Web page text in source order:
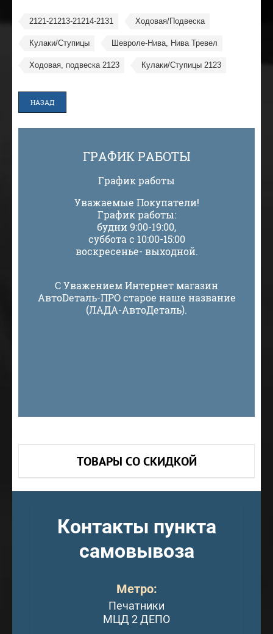
2121-21213-21214-2131 Ходовая/Подвеска
Кулаки/Ступицы Шевроле-Нива, Нива Тревел
Ходовая, подвеска 2123 Кулаки/Ступицы 2123
НАЗАД
ГРАФИК РАБОТЫ
График работы
Уважаемые Покупатели!
График работы:
будни 9:00-19:00,
суббота с 10:00-15:00
воскресенье- выходной.
С Уважением Интернет магазин
АвтоDеталь-ПРО старое наше название
(ЛАДА-АвтоДеталь).
ТОВАРЫ СО СКИДКОЙ
Контакты пункта
самовывоза
Метро:
Печатники
МЦД 2 ДЕПО